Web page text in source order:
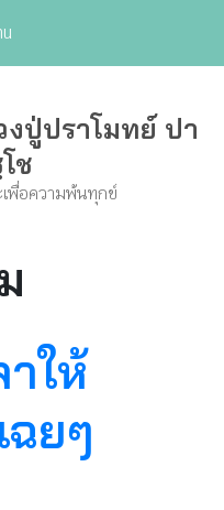
งปู่ปราโมทย์ ปา
ช
เพื่อความพ้นทุกข์
ให้
ฉยๆ